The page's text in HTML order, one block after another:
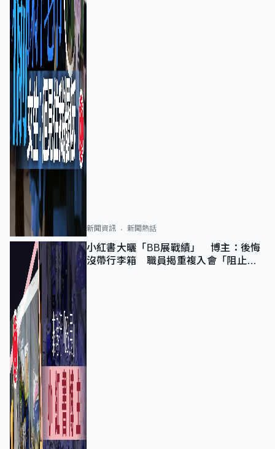
新聞資訊 新聞熱話
小紅書大曬「BB展戰績」 博主：後悔
沒帶行李箱 職員揭重複入會「阻止唔